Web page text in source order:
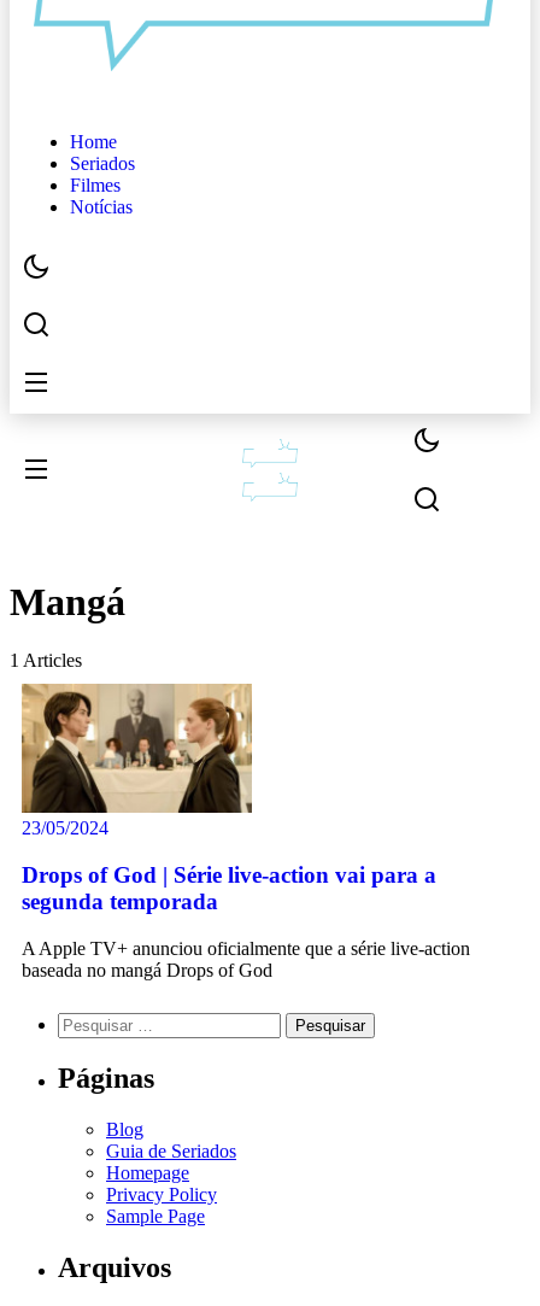
Home
Seriados
Filmes
Notícias
Mangá
1 Articles
23/05/2024
Drops of God | Série live-action vai para a
segunda temporada
A Apple TV+ anunciou oficialmente que a série live-action
baseada no mangá Drops of God
Páginas
Blog
Guia de Seriados
Homepage
Privacy Policy
Sample Page
Arquivos